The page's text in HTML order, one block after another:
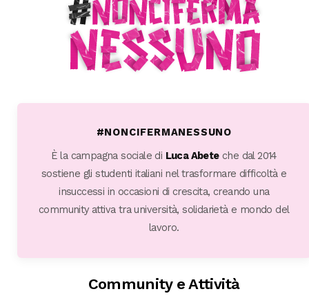
#NONCIFERMANESSUNO
È la campagna sociale di Luca Abeteche dal 2014
sostiene gli studenti italiani nel trasformare difficoltà e
insuccessi in occasioni di crescita, creando una
community attiva tra università, solidarietà e mondo del
lavoro.
Community e Attività